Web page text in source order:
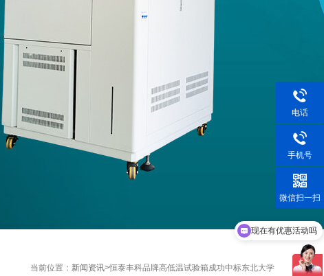
当前位置： 新闻资讯>恒泰丰科品牌高低温试验箱成功中标东北大学
电话
手机号
微信扫一扫
现在有优惠活动吗